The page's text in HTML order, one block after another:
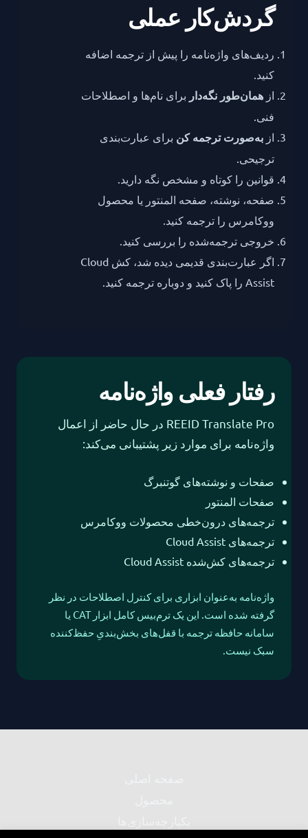
گردش‌کار عملی
ردیف‌های واژه‌نامه را پیش از ترجمه اضافه
کنید.
از همان‌طور نگه‌دار برای نام‌ها و اصطلاحات
فنی.
از به‌صورت ترجمه کن برای عبارت‌بندی
ترجیحی.
قوانین را کوتاه و مشخص نگه دارید.
صفحه، نوشته، صفحه المنتور یا محصول
ووکامرس را ترجمه کنید.
خروجی ترجمه‌شده را بررسی کنید.
اگر عبارت‌بندی قدیمی دیده شد، کش Cloud
Assist را پاک کنید و دوباره ترجمه کنید.
رفتار فعلی واژه‌نامه
REEID Translate Pro در حال حاضر از اعمال
واژه‌نامه برای موارد زیر پشتیبانی می‌کند:
صفحات و نوشته‌های گوتنبرگ
صفحات المنتور
ترجمه‌های درون‌خطی محصولات ووکامرس
ترجمه‌های Cloud Assist
ترجمه‌های کش‌شده Cloud Assist
واژه‌نامه به‌عنوان ابزاری برای کنترل اصطلاحات در نظر
گرفته شده است. این یک ترم‌بیس کامل ابزار CAT یا
سامانه حافظه ترجمه با قفل‌های بخش‌بندیِ حفظ‌کننده
سبک نیست.